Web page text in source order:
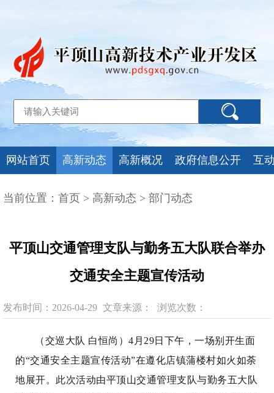
网站首页 高新动态 高新概况 政府信息公开 互
当前位置： 首页 > 高新动态 > 部门动态
平顶山交通管理支队与勤务五大队联合举办
交通安全主题宣传活动
发布时间：2026-04-29 文章来源： 浏览次数：
（交巡大队 白恒尚）4月29日下午，一场别开生面
的“交通安全主题宣传活动”在遵化店镇蒲楼村如火如荼
地展开。此次活动由平顶山交通管理支队与勤务五大队